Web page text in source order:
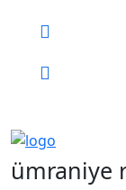
ümraniye